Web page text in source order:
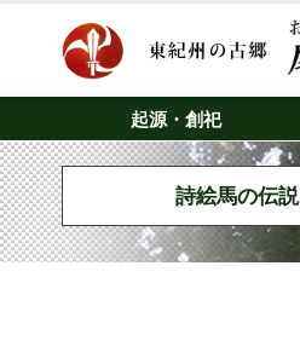
起源・創祀
詩絵馬の伝説